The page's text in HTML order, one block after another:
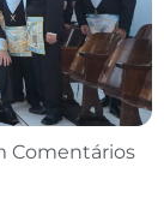
Comentários